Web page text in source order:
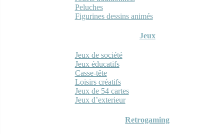
Peluches
Figurines dessins animés
Jeux
Jeux de société
Jeux éducatifs
Casse-tête
Loisirs créatifs
Jeux de 54 cartes
Jeux d’exterieur
Retrogaming